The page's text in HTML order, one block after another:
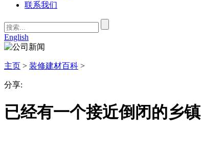
联系我们
English
主页 > 装修建材百科 >
分享:
已经有一个接近倒闭的乡镇